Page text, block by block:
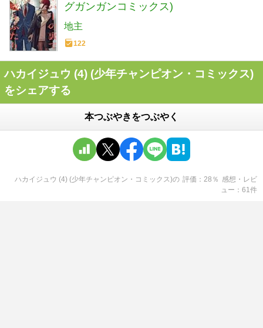
グガンガンコミックス)
地主
122
ハカイジュウ (4) (少年チャンピオン・コミックス)
をシェアする
本つぶやきをつぶやく
ハカイジュウ (4) (少年チャンピオン・コミックス)の 評価 28 ％ 感想・レビ
ュー
61件